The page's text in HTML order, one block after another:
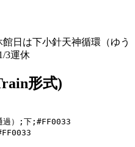
館日は下小針天神循環（ゆう
3運休
形式)
過）;下;#FF0033